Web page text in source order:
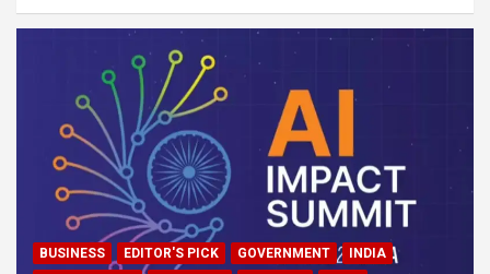
BUSINESS EDITOR'S PICK GOVERNMENT
INDIA